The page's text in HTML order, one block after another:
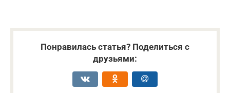
Понравилась статья? Поделиться с
друзьями: